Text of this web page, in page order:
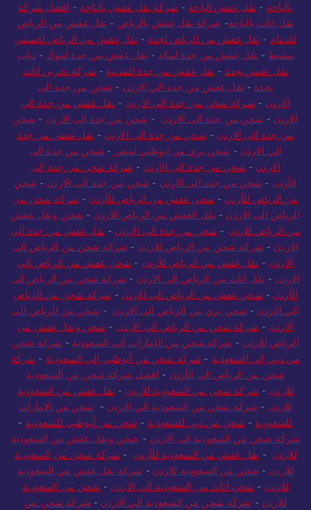
بالباحة - نقل عفش الباحة - شركة نقل عفش بالباحة - افضل شركة
نقل اثاث بالباحة- شركة نقل عفش بالرياض - نقل عفش من الرياض
للدمام - نقل عفش من الرياض لجدة - نقل عفش من الرياض لخميس
مشيط - نقل عفش من جدة لمكة - نقل عفش من جدة لتبوك - دباب
نقل عفش بجدة - نقل عفش من جدة للمدينة - شركة تخزين اثاث
بجدة - نقل عفش من جدة الي الاردن - شحن من جدة الى
الاردن - شركة شحن من جدة الى الاردن - نقل عفش من جدة الي
الاردن - شحن من جدة الى الاردن - شحن من جدة الى الاردن - شحن
من جدة الى الاردن - شحن من جدة الى الاردن - نقل عفش من جدة
الي الاردن - شحن بري من ابوظبي لمصر - شحن من جدة الى
الاردن - شحن من جدة الى الاردن - شركة شحن من جدة إلى
الأردن - شحن من جدة الى الاردن - شحن من جدة الى الاردن - شحن
من الرياض للأردن - شحن عفش من الرياض للأردن - شركة شحن من
الرياض الى الاردن - نقل العفش من الرياض للاردن - شحن ونقل عفش
من الرياض للاردن - شحن من جدة الى الاردن - نقل عفش من جدة الي
الاردن - شركة شحن من الرياض للاردن - شركة شحن من الرياض الى
الاردن - نقل عفش من الرياض للاردن - شحن عفش من الرياض الي
الاردن - نقل اثاث من الرياض الى الاردن - شركة شحن من الرياض إلى
الأردن - شحن عفش من الرياض الى الاردن - شركة شحن من الرياض
الي الاردن - شحن بري من الرياض الى الاردن - شحن من الرياض الى
الاردن - شركة شحن من الرياض الي الاردن - شحن ونقل عفش من
الرياض للاردن - شركة شحن من الإمارات إلى السعودية - شركة شحن
من دبي إلى السعودية - شركة شحن من أبوظبي إلى السعودية - شركة
شحن من الرياض الى الأردن - افضل شركة شحن من السعودية
للاردن - شركة شحن من السعودية للاردن - نقل عفش من السعودية
للاردن - شركة شحن من السعودية الي الاردن - شحن من الامارات
للسعودية - شحن من دبي للسعودية - شحن من أبوظبي للسعودية -
شركة شحن من السعودية الى الاردن - شحن ونقل عفش من السعودية
للاردن - نقل عفش من السعودية للأردن - شركة شحن من السعودية
للاردن - شحن من السعودية للاردن - شركة نقل عفش من السعودية
للاردن - شحن اثاث من السعودية الي الاردن - شحن من السعودية
للاردن - شركة شحن من السعودية الي الاردن - شركة شحن من